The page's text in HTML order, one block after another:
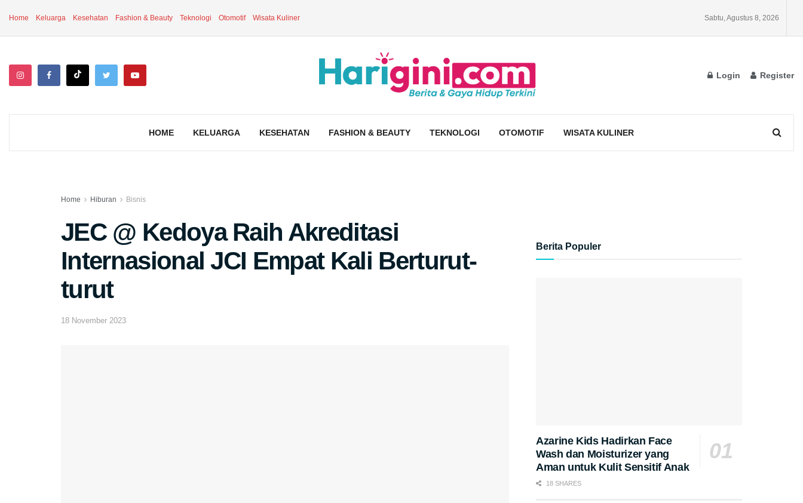
Home Keluarga Kesehatan Fashion & Beauty Teknologi Otomotif Wisata Kuliner Sabtu, Agustus 8, 2026
Login Register
HOME KELUARGA KESEHATAN FASHION & BEAUTY TEKNOLOGI OTOMOTIF WISATA KULINER
Home Hiburan Bisnis
JEC @ Kedoya Raih Akreditasi
Internasional JCI Empat Kali Berturut-
turut
18 November 2023
Berita Populer
Azarine Kids Hadirkan Face
Wash dan Moisturizer yang
Aman untuk Kulit Sensitif Anak
18 SHARES